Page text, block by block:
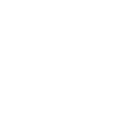
stranicu u ovom